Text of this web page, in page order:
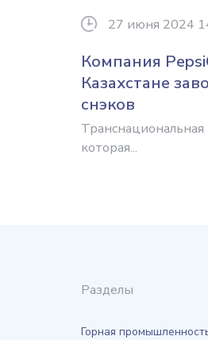
27 июня 2024
Компания
Казахстане
снэков
Транснациональная
которая...
Разделы
Горная